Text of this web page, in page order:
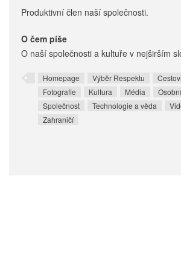
Produktivní člen naší společnosti.
O čem píše
O naší společnosti a kultuře v nejširším
Homepage Výběr Respektu
Fotografie
Kultura Média
Společnost
Technologie a věda
Zahraničí